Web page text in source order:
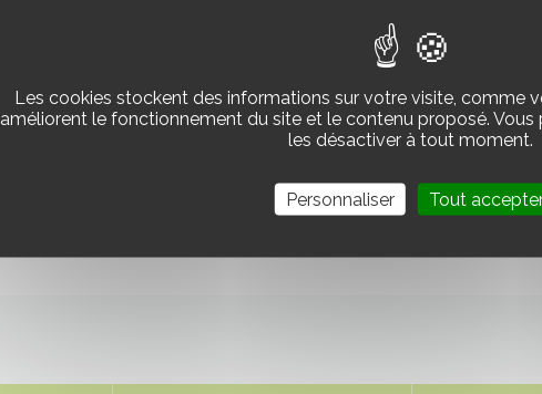
7700€
produit
ROULEAU DESTRUCTEUR -
Les cookies stockent des informations sur votre visite, comme
améliorent le fonctionnement du site et le contenu proposé.
les désactiver à tout moment.
Tout
Personnaliser